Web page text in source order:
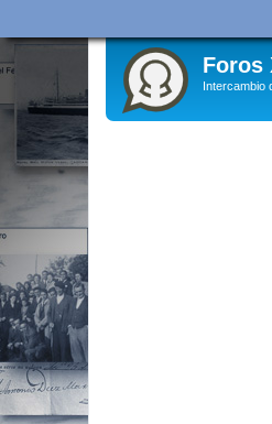
Foros
Intercambio